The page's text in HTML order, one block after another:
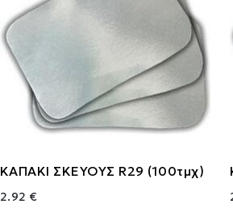
ΚΑΠΑΚΙ ΣΚΕΥΟΥΣ R29 (100τμχ)
2.92 €